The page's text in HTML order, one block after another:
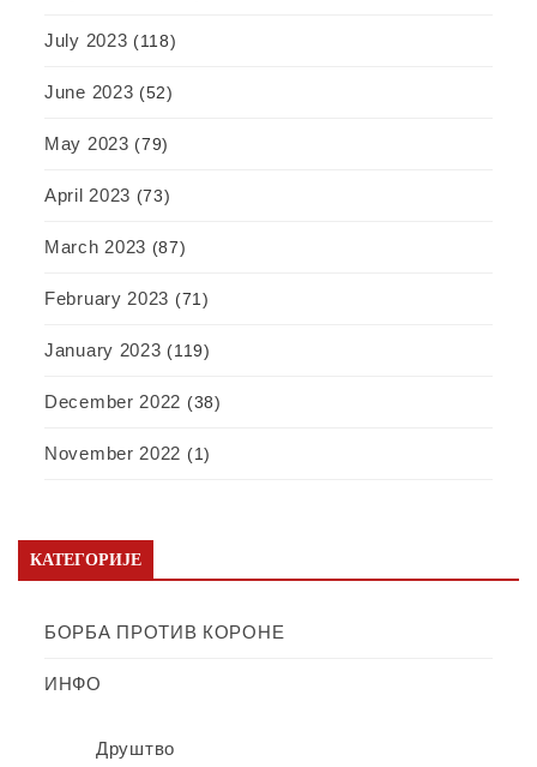
July 2023 (118)
June 2023 (52)
May 2023 (79)
April 2023 (73)
March 2023 (87)
February 2023 (71)
January 2023 (119)
December 2022 (38)
November 2022 (1)
КАТЕГОРИЈЕ
БОРБА ПРОТИВ КОРОНЕ
ИНФО
Друштво